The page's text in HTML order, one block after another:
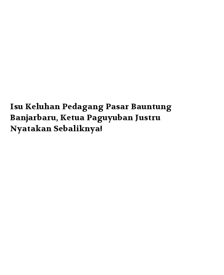
Isu Keluhan Pedagang Pasar Bauntung
Banjarbaru, Ketua Paguyuban Justru
Nyatakan Sebaliknya!